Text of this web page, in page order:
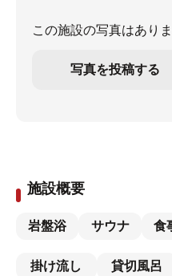
この施設の写真はあり
写真を投稿する
施設概要
岩盤浴 サウナ 食
掛け流し 貸切風呂